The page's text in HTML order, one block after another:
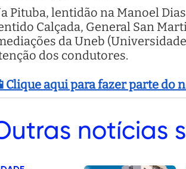
Pituba, lentidão na Manoel
Calçada, General San
da Uneb
dos condutores.
Clique aqui para fazer parte do
notícias